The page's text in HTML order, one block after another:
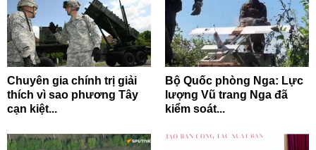
Chuyên gia chính trị giải
thích vì sao phương Tây
cạn kiệt...
Bộ Quốc phòng Nga: Lực
lượng Vũ trang Nga đã
kiểm soát...